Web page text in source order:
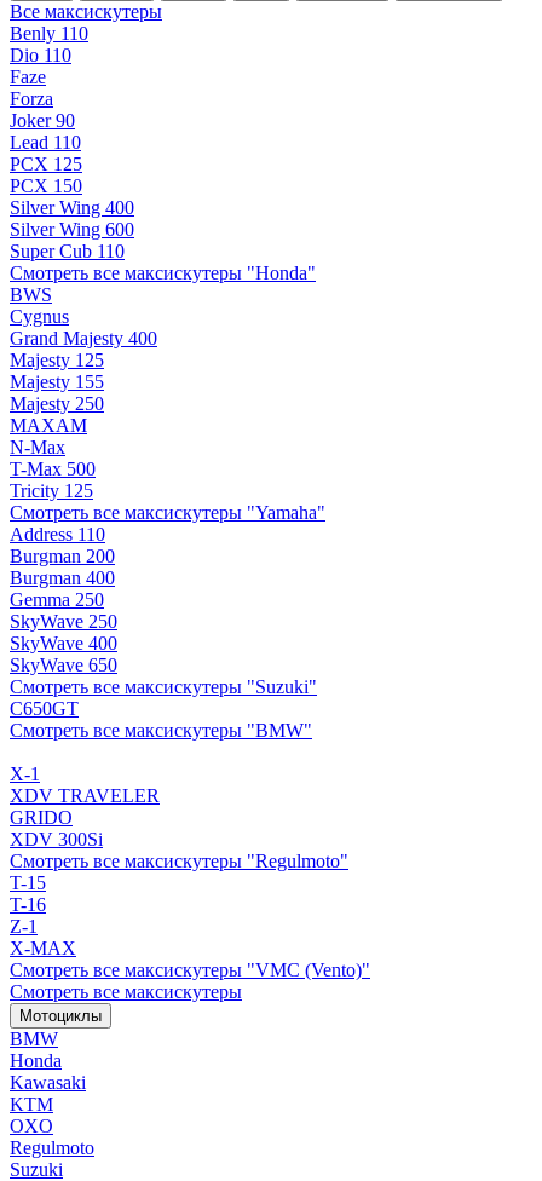
Все максискутеры
Benly 110
Dio 110
Faze
Forza
Joker 90
Lead 110
PCX 125
PCX 150
Silver Wing 400
Silver Wing 600
Super Cub 110
Смотреть все максискутеры "Honda"
BWS
Cygnus
Grand Majesty 400
Majesty 125
Majesty 155
Majesty 250
MAXAM
N-Max
T-Max 500
Tricity 125
Смотреть все максискутеры "Yamaha"
Address 110
Burgman 200
Burgman 400
Gemma 250
SkyWave 250
SkyWave 400
SkyWave 650
Смотреть все максискутеры "Suzuki"
C650GT
Смотреть все максискутеры "BMW"
X-1
XDV TRAVELER
GRIDO
XDV 300Si
Смотреть все максискутеры "Regulmoto"
T-15
T-16
Z-1
X-MAX
Смотреть все максискутеры "VMC (Vento)"
Смотреть все максискутеры
Мотоциклы
BMW
Honda
Kawasaki
KTM
OXO
Regulmoto
Suzuki